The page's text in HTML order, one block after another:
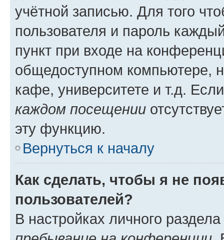
учётной записью. Для того
пользователя и пароль
пункт при входе на
общедоступном компьютере,
кафе, университете и т.д.
каждом посещении
эту функцию.
Вернуться к началу
Как сделать, чтобы я не
пользователей?
В настройках личного